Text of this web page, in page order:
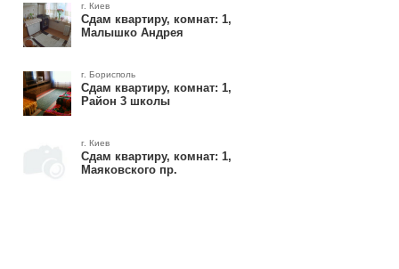
г. Киев
Сдам квартиру, комнат: 1,
Малышко Андрея
г. Борисполь
Сдам квартиру, комнат: 1,
Район 3 школы
г. Киев
Сдам квартиру, комнат: 1,
Маяковского пр.